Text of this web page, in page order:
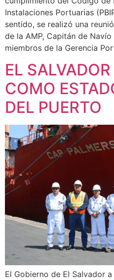
Instalaciones Portuarias
sentido, se realizó una
de la AMP, Capitán de
miembros de la Gerencia
EL
COMO
DEL PUERTO
El Gobierno de El Salvador